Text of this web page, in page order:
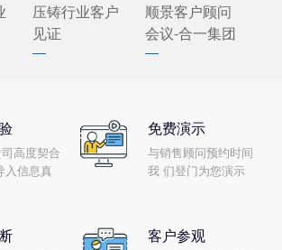
压铸行业客户
见证
顺景客户顾问
会议-合一集团
高度契合
入信息真
免费演示
与销售顾问预约时间
我 们登门为您演示
客户参观